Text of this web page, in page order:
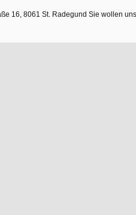
16, 8061 St. Radegund Sie wollen